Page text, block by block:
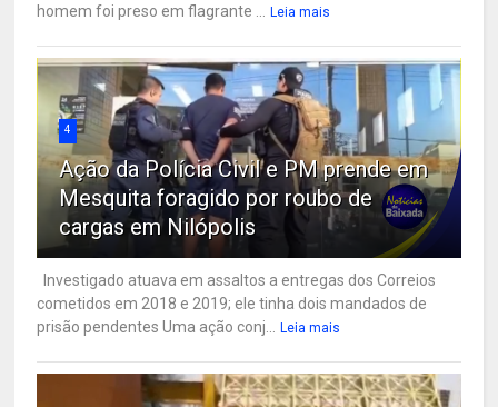
homem foi preso em flagrante ...
Leia mais
4
Ação da Polícia Civil e PM prende em
Mesquita foragido por roubo de
cargas em Nilópolis
Investigado atuava em assaltos a entregas dos Correios
cometidos em 2018 e 2019; ele tinha dois mandados de
prisão pendentes Uma ação conj...
Leia mais